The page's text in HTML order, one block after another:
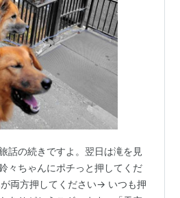
話の続きですよ。翌日は滝を見
々ちゃんにポチっと押してくだ
両方押してください→ いつも押